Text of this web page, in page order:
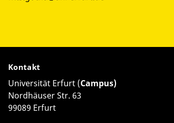
Kontakt
Universität Erfurt (Campus)
Nordhäuser Str. 63
99089 Erfurt